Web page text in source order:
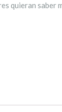
quieran saber